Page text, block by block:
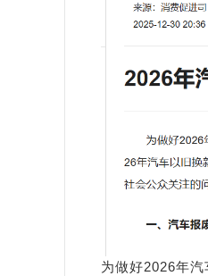
为做好2026年